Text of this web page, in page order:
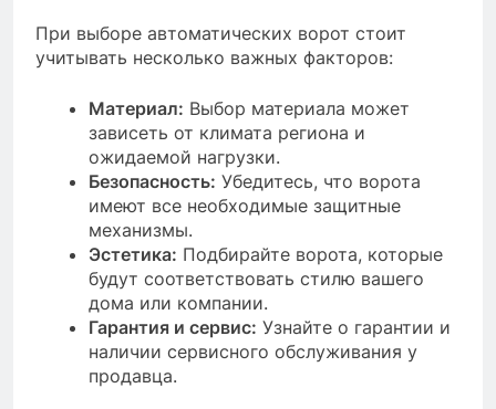
При выборе автоматических ворот стоит
учитывать несколько важных факторов:
Материал: Выбор материала может
зависеть от климата региона и
ожидаемой нагрузки.
Безопасность: Убедитесь, что ворота
имеют все необходимые защитные
механизмы.
Эстетика: Подбирайте ворота, которые
будут соответствовать стилю вашего
дома или компании.
Гарантия и сервис: Узнайте о гарантии и
наличии сервисного обслуживания у
продавца.